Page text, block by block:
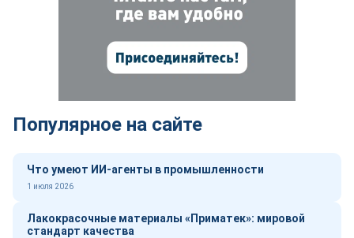
Популярное на сайте
Что умеют ИИ-агенты в промышленности
1 июля 2026
Лакокрасочные материалы «Приматек»: мировой
стандарт качества